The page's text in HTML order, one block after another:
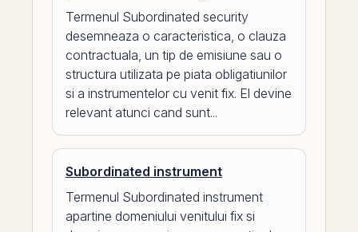
Termenul Subordinated security
desemneaza o caracteristica, o clauza
contractuala, un tip de emisiune sau o
structura utilizata pe piata obligatiunilor
si a instrumentelor cu venit fix. El devine
relevant atunci cand sunt...
Subordinated instrument
Termenul Subordinated instrument
apartine domeniului venitului fix si